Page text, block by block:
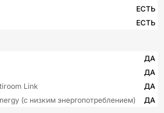
ЕСТЬ
ЕСТЬ
ДА
ДА
Link
ДА
(с низким энергопотреблением)
ДА